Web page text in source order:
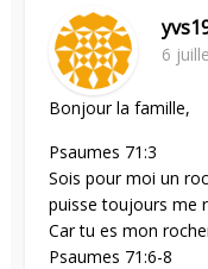
6
Bonjour la famille,
Psaumes 71:3
Sois pour moi un
puisse toujours me
Car tu es mon
Psaumes 71:6-8